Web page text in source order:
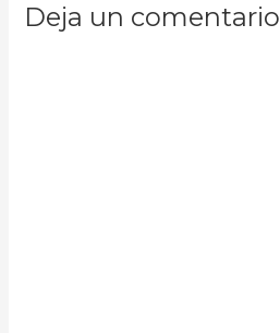
Deja un comentario